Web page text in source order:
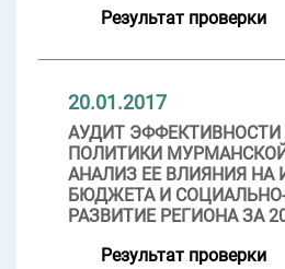
Результат проверки
20.01.2017
АУДИТ
ПОЛИТИКИ
АНАЛИЗ ЕЕ ВЛИЯНИЯ НА
БЮДЖЕТА И
РАЗВИТИЕ РЕГИОНА ЗА
Результат проверки